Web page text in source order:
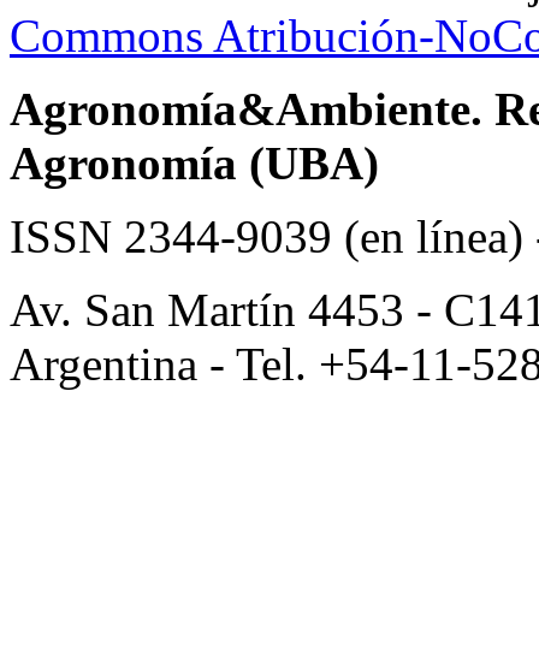
Commons Atribución-
Agronomía&Ambiente.
Agronomía (UBA)
ISSN 2344-9039 (en
Av. San Martín 4453 -
Argentina - Tel. +54-11-